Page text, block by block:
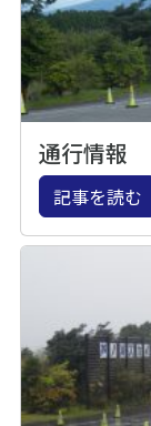
通行情報
記事を読む